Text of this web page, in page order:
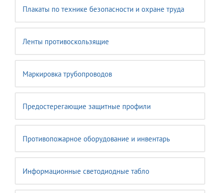
Плакаты по технике безопасности и охране труда
Ленты противоскользящие
Маркировка трубопроводов
Предостерегающие защитные профили
Противопожарное оборудование и инвентарь
Информационные светодиодные табло